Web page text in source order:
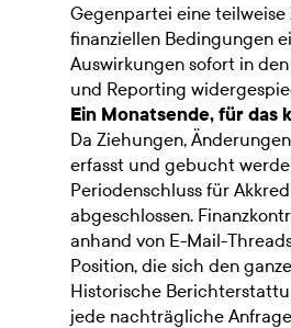
Gegenpartei eine
finanziellen Bedingungen
Auswirkungen sofort in
und Reporting
Ein Monatsende, für
Da Ziehungen,
erfasst und gebucht
Periodenschluss für
abgeschlossen.
anhand von E-Mail-
Position, die sich den
Historische
jede nachträgliche